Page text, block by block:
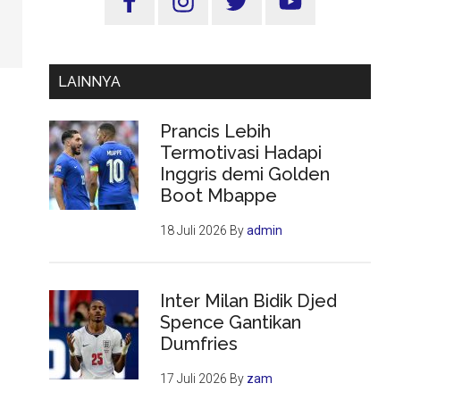
Utama
LAINNYA
Prancis Lebih
Termotivasi Hadapi
Inggris demi Golden
Boot Mbappe
18 Juli 2026 Byadmin
Inter Milan Bidik Djed
Spence Gantikan
Dumfries
17 Juli 2026 By zam